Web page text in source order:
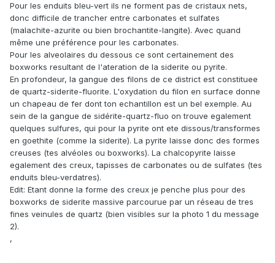
Pour les enduits bleu-vert ils ne forment pas de cristaux nets,
donc difficile de trancher entre carbonates et sulfates
(malachite-azurite ou bien brochantite-langite). Avec quand
même une préférence pour les carbonates.
Pour les alveolaires du dessous ce sont certainement des
boxworks resultant de l'ateration de la siderite ou pyrite.
En profondeur, la gangue des filons de ce district est constituee
de quartz-siderite-fluorite. L'oxydation du filon en surface donne
un chapeau de fer dont ton echantillon est un bel exemple. Au
sein de la gangue de sidérite-quartz-fluo on trouve egalement
quelques sulfures, qui pour la pyrite ont ete dissous/transformes
en goethite (comme la siderite). La pyrite laisse donc des formes
creuses (tes alvéoles ou boxworks). La chalcopyrite laisse
egalement des creux, tapisses de carbonates ou de sulfates (tes
enduits bleu-verdatres).
Edit: Etant donne la forme des creux je penche plus pour des
boxworks de siderite massive parcourue par un réseau de tres
fines veinules de quartz (bien visibles sur la photo 1 du message
2).
,